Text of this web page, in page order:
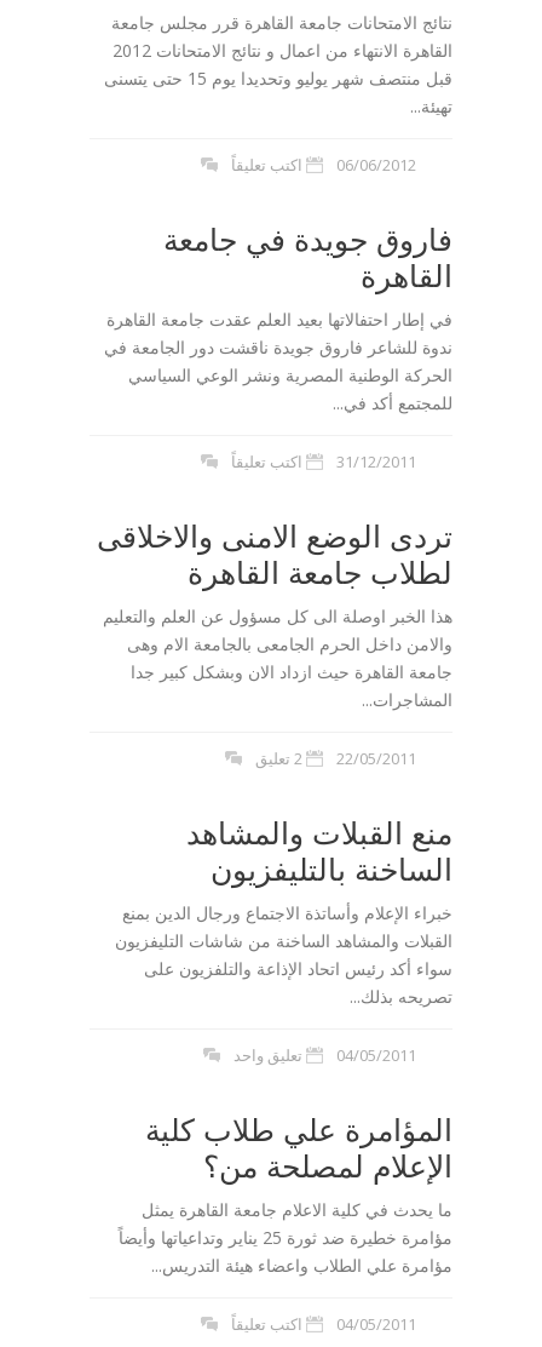
نتائج الامتحانات جامعة القاهرة قرر مجلس جامعة
القاهرة الانتهاء من اعمال و نتائج الامتحانات 2012
قبل منتصف شهر يوليو وتحديدا يوم 15 حتى يتسنى
تهيئة...
06/06/2012 اكتب تعليقاً
فاروق جويدة في جامعة
القاهرة
في إطار احتفالاتها بعيد العلم عقدت جامعة القاهرة
ندوة للشاعر فاروق جويدة ناقشت دور الجامعة في
الحركة الوطنية المصرية ونشر الوعي السياسي
للمجتمع أكد في...
31/12/2011 اكتب تعليقاً
تردى الوضع الامنى والاخلاقى
لطلاب جامعة القاهرة
هذا الخبر اوصلة الى كل مسؤول عن العلم والتعليم
والامن داخل الحرم الجامعى بالجامعة الام وهى
جامعة القاهرة حيث ازداد الان وبشكل كبير جدا
المشاجرات...
22/05/2011 2 تعليق
منع القبلات والمشاهد
الساخنة بالتليفزيون
خبراء الإعلام وأساتذة الاجتماع ورجال الدين بمنع
القبلات والمشاهد الساخنة من شاشات التليفزيون
سواء أكد رئيس اتحاد الإذاعة والتلفزيون على
تصريحه بذلك...
04/05/2011 تعليق واحد
المؤامرة علي طلاب كلية
الإعلام لمصلحة من؟
ما يحدث في كلية الاعلام جامعة القاهرة يمثل
مؤامرة خطيرة ضد ثورة 25 يناير وتداعياتها وأيضاً
مؤامرة علي الطلاب واعضاء هيئة التدريس...
04/05/2011 اكتب تعليقاً